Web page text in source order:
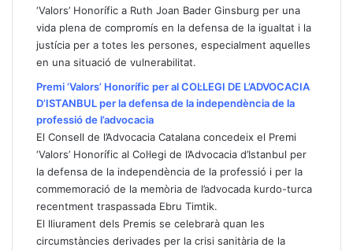
‘Valors’ Honorífic a Ruth Joan Bader Ginsburg per una
vida plena de compromís en la defensa de la igualtat i la
justícia per a totes les persones, especialment aquelles
en una situació de vulnerabilitat.
Premi ‘Valors’ Honorífic per al COL·LEGI DE L’ADVOCACIA
D’ISTANBUL per la defensa de la independència de la
professió de l’advocacia
El Consell de l’Advocacia Catalana concedeix el Premi
‘Valors’ Honorífic al Col·legi de l’Advocacia d’Istanbul per
la defensa de la independència de la professió i per la
commemoració de la memòria de l’advocada kurdo-turca
recentment traspassada Ebru Timtik.
El lliurament dels Premis se celebrarà quan les
circumstàncies derivades per la crisi sanitària de la